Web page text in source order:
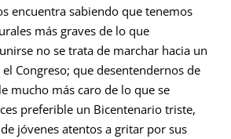
encuentra sabiendo que tenemos
más graves de lo que
no se trata de marchar hacia un
Congreso; que desentendernos de
mucho más caro de lo que se
preferible un Bicentenario triste,
jóvenes atentos a gritar por sus